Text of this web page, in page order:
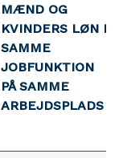
MÆND OG
KVINDERS LØN I
SAMME
JOBFUNKTION
PÅ SAMME
ARBEJDSPLADS